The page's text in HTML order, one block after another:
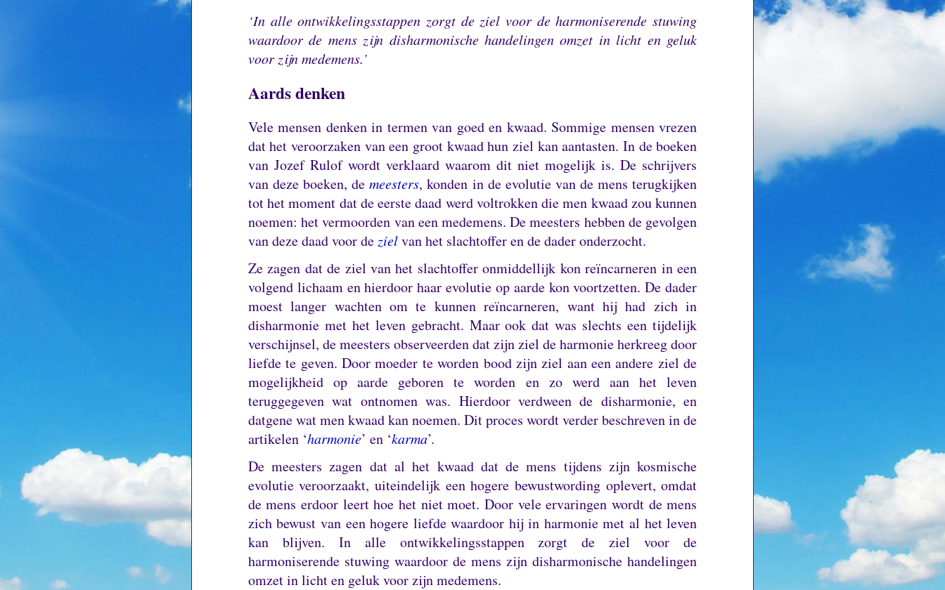
‘In alle ontwikkelingsstappen zorgt de ziel voor de harmoniserende stuwing
waardoor de mens zijn disharmonische handelingen omzet in licht en geluk
voor zijn medemens.’
Aards denken
Vele mensen denken in termen van goed en kwaad. Sommige mensen vrezen
dat het veroorzaken van een groot kwaad hun ziel kan aantasten. In de boeken
van Jozef Rulof wordt verklaard waarom dit niet mogelijk is.De schrijvers
van deze boeken, demeesters, konden in de evolutie van de mens terugkijken
tot het moment dat de eerste daad werd voltrokken die men kwaad zou kunnen
noemen: het vermoorden van een medemens.De meesters hebben de gevolgen
van deze daad voor de zielvan het slachtoffer en de dader onderzocht.
Ze zagen dat de ziel van het slachtoffer onmiddellijk kon reïncarneren in een
volgend lichaam en hierdoor haar evolutie op aarde kon voortzetten.De dader
moest langer wachten om te kunnen reïncarneren, want hij had zich in
disharmonie met het leven gebracht. Maar ook dat was slechts een tijdelijk
verschijnsel, de meesters observeerden dat zijn ziel de harmonie herkreeg door
liefde te geven. Door moeder te worden bood zijn ziel aan een andere ziel de
mogelijkheid op aarde geboren te worden en zo werd aan het leven
teruggegeven wat ontnomen was. Hierdoor verdween de disharmonie, en
datgene wat men kwaad kan noemen. Dit proces wordt verder beschreven in de
artikelen ‘harmonie’ en ‘karma’.
De meesters zagen dat al het kwaad dat de mens tijdens zijn kosmische
evolutie veroorzaakt, uiteindelijk een hogere bewustwording oplevert, omdat
de mens erdoor leert hoe het niet moet. Door vele ervaringen wordt de mens
zich bewust van een hogere liefde waardoor hij in harmonie met al het leven
kan blijven. In alle ontwikkelingsstappen zorgt de ziel voor de
harmoniserende stuwing waardoor de mens zijn disharmonische handelingen
omzet in licht en geluk voor zijn medemens.